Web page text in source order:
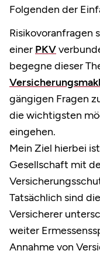
Folgenden der
Risikovoranfragen
einer PKV
begegne dieser
gängigen Fragen
die wichtigsten
eingehen.
Mein Ziel hierbei
Gesellschaft mit
Tatsächlich sind
Versicherer
weiter
Annahme von